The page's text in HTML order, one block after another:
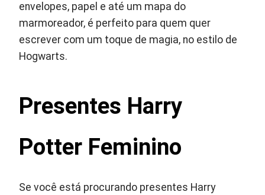
envelopes, papel e até um mapa do
marmoreador, é perfeito para quem quer
escrever com um toque de magia, no estilo de
Hogwarts.
Presentes Harry
Potter Feminino
Se você está procurando presentes Harry